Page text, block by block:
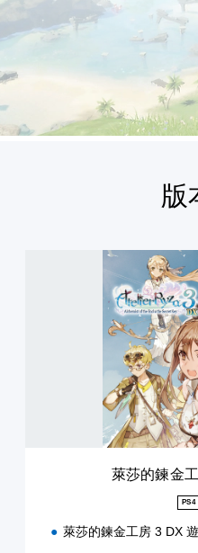
版
萊莎的鍊金
PS4
萊莎的鍊金工房 3 DX